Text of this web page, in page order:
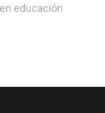
educación